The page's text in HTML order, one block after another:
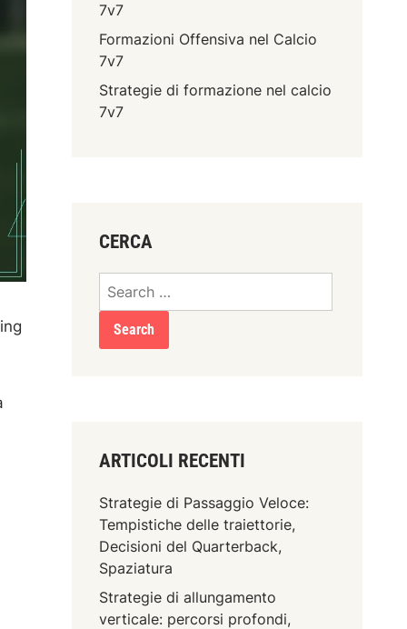
7v7
Formazioni Offensiva nel Calcio
7v7
Strategie di formazione nel calcio
7v7
CERCA
Search
ARTICOLI RECENTI
Strategie di Passaggio Veloce:
Tempistiche delle traiettorie,
Decisioni del Quarterback,
Spaziatura
Strategie di allungamento
verticale: percorsi profondi,